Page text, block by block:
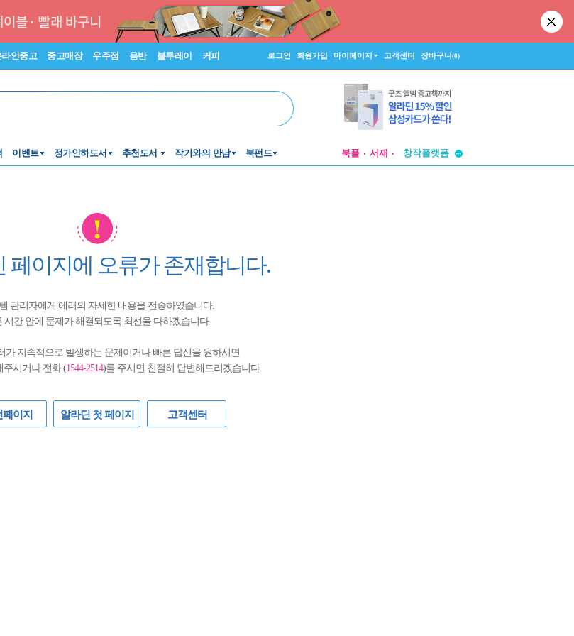
라인중고 중고매장 우주점 음반 블루레이 커피 로그인 회원가입 마이페이지 고객센터 장바구니(0)
이벤트 정가인하도서 추천도서 작가와의 만남 북펀드 북플 서재
창작플랫폼
페이지에 오류가 존재합니다.
관리자에게 에러의 자세한 내용을 전송하였습니다.
시간 안에 문제가 해결되도록 최선을 다하겠습니다.
가 지속적으로 발생하는 문제이거나 빠른 답신을 원하시면
주시거나 전화 (1544-2514)를 주시면 친절히 답변해드리겠습니다.
페이지 알라딘 첫 페이지 고객센터